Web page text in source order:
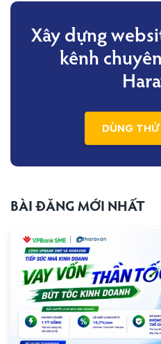
Xây dựng
kênh
DÙNG
BÀI ĐĂNG MỚI NHẤT